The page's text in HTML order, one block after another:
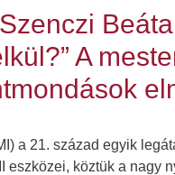
A
a 21. század egyik
eszközei, köztük a nagy